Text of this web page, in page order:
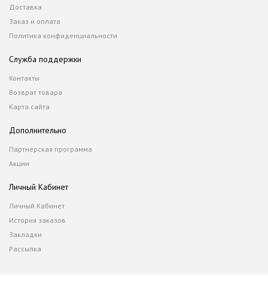
Доставка
Заказ и оплата
Политика конфиденциальности
Служба поддержки
Контакты
Возврат товара
Карта сайта
Дополнительно
Партнерская программа
Акции
Личный Кабинет
Личный Кабинет
История заказов
Закладки
Рассылка